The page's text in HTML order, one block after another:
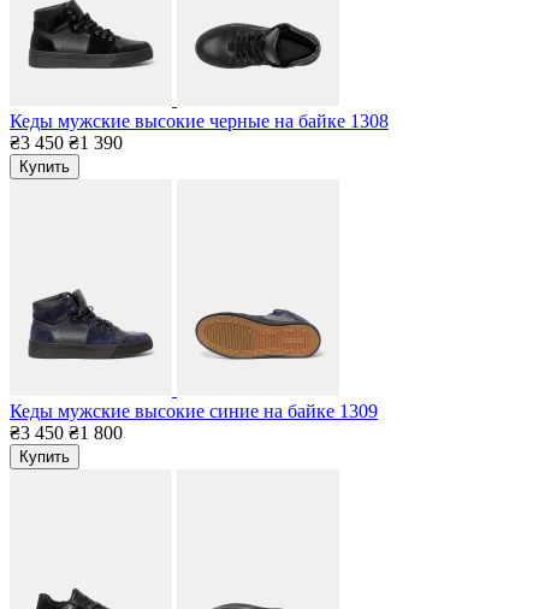
Кеды мужские высокие черные на байке 1308
₴3 450 ₴1 390
Купить
Кеды мужские высокие синие на байке 1309
₴3 450 ₴1 800
Купить